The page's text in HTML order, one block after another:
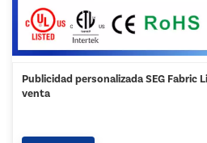
Publicidad personalizada SEG Fabric
venta